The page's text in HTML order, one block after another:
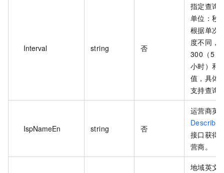
Interval string 否
指定查询
单位：秒
根据单次
度不同，
300（5
小时）和
值，具体
支持查询
IspNameEn string 否
运营商英
接口获得
营商。
地域英文